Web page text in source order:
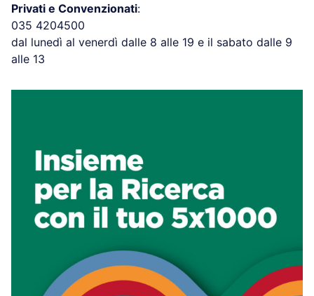
Privati e Convenzionati:
035 4204500
dal lunedì al venerdì dalle 8 alle 19 e il sabato dalle 9
alle 13